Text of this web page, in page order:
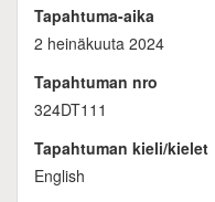
Tapahtuma-aika
2 heinäkuuta 2024
Tapahtuman nro
324DT111
Tapahtuman kieli/kielet
English